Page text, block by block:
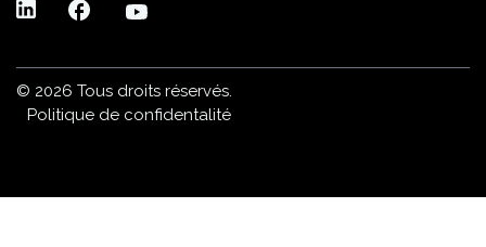
© 2026 Tous droits réservés.
Politique de confidentalité